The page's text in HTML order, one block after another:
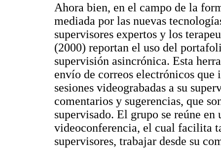
Ahora bien, en el campo de la
mediada por las nuevas
supervisores expertos y los
(2000) reportan el uso del
supervisión asincrónica. Esta
envío de correos electrónicos que
sesiones videograbadas a su
comentarios y sugerencias, que
supervisado. El grupo se reúne en
videoconferencia, el cual facilita
supervisores, trabajar desde su